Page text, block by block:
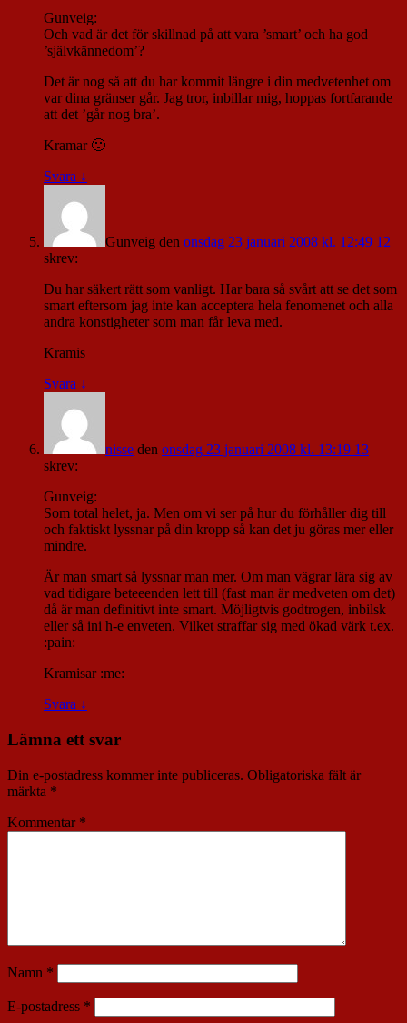
Gunveig:
Och vad är det för skillnad på att vara ’smart’ och ha god
’självkännedom’?
Det är nog så att du har kommit längre i din medvetenhet om
var dina gränser går. Jag tror, inbillar mig, hoppas fortfarande
att det ’går nog bra’.
Kramar 🙂
Svara ↓
Gunveig den onsdag 23 januari 2008 kl. 12:49 12
skrev:
Du har säkert rätt som vanligt. Har bara så svårt att se det som
smart eftersom jag inte kan acceptera hela fenomenet och alla
andra konstigheter som man får leva med.
Kramis
Svara ↓
nisse den onsdag 23 januari 2008 kl. 13:19 13
skrev:
Gunveig:
Som total helet, ja. Men om vi ser på hur du förhåller dig till
och faktiskt lyssnar på din kropp så kan det ju göras mer eller
mindre.
Är man smart så lyssnar man mer. Om man vägrar lära sig av
vad tidigare beteeenden lett till (fast man är medveten om det)
då är man definitivt inte smart. Möjligtvis godtrogen, inbilsk
eller så ini h-e enveten. Vilket straffar sig med ökad värk t.ex.
:pain:
Kramisar :me:
Svara ↓
Lämna ett svar
Din e-postadress kommer inte publiceras. Obligatoriska fält är
märkta *
Kommentar *
Namn *
E-postadress *